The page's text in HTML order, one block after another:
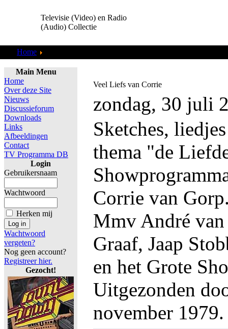
Televisie (Video) en Radio
(Audio) Collectie
Home
Main Menu
Home
Over deze Site
Nieuws
Discussieforum
Downloads
Links
Afbeeldingen
Contact
TV Programma DB
Login
Gebruikersnaam
Wachtwoord
Herken mij
Wachtwoord
vergeten?
Nog geen account?
Registreer hier.
Gezocht!
Veel Liefs van Corrie
zondag, 30 juli
Sketches,
thema "de
Corrie van
Mmv André
Graaf, Jaap
en het Grote
Uitgezonden
november 1979.